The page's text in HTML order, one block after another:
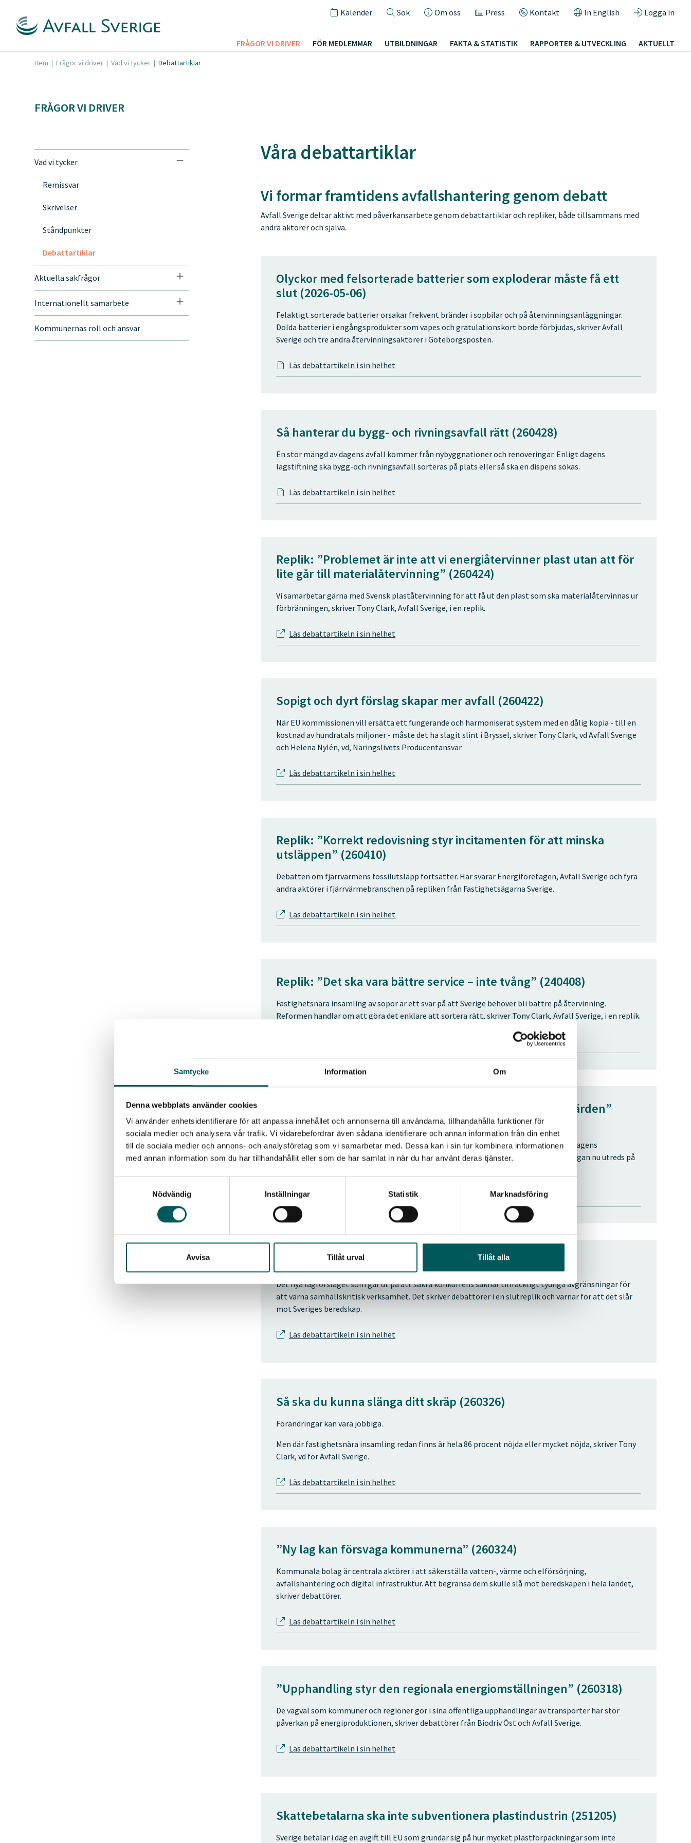
Samtycke Information Om
Denna webbplats använder cookies
Vi använder enhetsidentifierare för att anpassa innehållet och annonserna till användarna, tillhandahålla funktioner för
sociala medier och analysera vår trafik. Vi vidarebefordrar även sådana identifierare och annan information från din enhet
till de sociala medier och annons- och analysföretag som vi samarbetar med. Dessa kan i sin tur kombinera informationen
med annan information som du har tillhandahållit eller som de har samlat in när du har använt deras tjänster.
Nödvändig
Inställningar Statistik Marknadsföring
Avvisa Tillåt urval Tillåt alla
Kalender Sök Om oss Press Kontakt In English Logga in
FRÅGOR VI DRIVER FÖR MEDLEMMAR UTBILDNINGAR FAKTA & STATISTIK RAPPORTER & UTVECKLING AKTUELLT
Hem | Frågor vi driver | Vad vi tycker | Debattartiklar
FRÅGOR VI DRIVER
Vad vi tycker
Remissvar
Skrivelser
Ståndpunkter
Debattartiklar
Aktuella sakfrågor
Internationellt samarbete
Kommunernas roll och ansvar
Våra debattartiklar
Vi formar framtidens avfallshantering genom debatt
Avfall Sverige deltar aktivt med påverkansarbete genom debattartiklar och repliker, både tillsammans med
andra aktörer och själva.
Olyckor med felsorterade batterier som exploderar måste få ett
slut (2026-05-06)
Felaktigt sorterade batterier orsakar frekvent bränder i sopbilar och på återvinningsanläggningar.
Dolda batterier i engångsprodukter som vapes och gratulationskort borde förbjudas, skriver Avfall
Sverige och tre andra återvinningsaktörer i Göteborgsposten.
Läs debattartikeln i sin helhet
Så hanterar du bygg- och rivningsavfall rätt (260428)
En stor mängd av dagens avfall kommer från nybyggnationer och renoveringar. Enligt dagens
lagstiftning ska bygg-och rivningsavfall sorteras på plats eller så ska en dispens sökas.
Läs debattartikeln i sin helhet
Replik: ”Problemet är inte att vi energiåtervinner plast utan att för
lite går till materialåtervinning” (260424)
Vi samarbetar gärna med Svensk plaståtervinning för att få ut den plast som ska materialåtervinnas ur
förbränningen, skriver Tony Clark, Avfall Sverige, i en replik.
Läs debattartikeln i sin helhet
Sopigt och dyrt förslag skapar mer avfall (260422)
När EU kommissionen vill ersätta ett fungerande och harmoniserat system med en dålig kopia - till en
kostnad av hundratals miljoner - måste det ha slagit slint i Bryssel, skriver Tony Clark, vd Avfall Sverige
och Helena Nylén, vd, Näringslivets Producentansvar
Läs debattartikeln i sin helhet
Replik: ”Korrekt redovisning styr incitamenten för att minska
utsläppen” (260410)
Debatten om fjärrvärmens fossilutsläpp fortsätter. Här svarar Energiföretagen, Avfall Sverige och fyra
andra aktörer i fjärrvärmebranschen på repliken från Fastighetsägarna Sverige.
Läs debattartikeln i sin helhet
Replik: ”Det ska vara bättre service – inte tvång” (240408)
Fastighetsnära insamling av sopor är ett svar på att Sverige behöver bli bättre på återvinning.
Reformen handlar om att göra det enklare att sortera rätt, skriver Tony Clark, Avfall Sverige, i en replik.
Replik: ”Vi behöver ge fastighetsägare korrekta klimatvärden”
(260331)
Vi håller med om att det är problematiskt att de fossila utsläppen från fjärrvärmebolagens
plastförbränning ensidigt landar hos fastighetsbolagen. Det är därför positivt att frågan nu utreds på
Läs debattartikeln i sin helhet
”Lagförslag skapar nya och större problem” (260327)
Det nya lagförslaget som går ut på att säkra konkurrens saknar tillräckligt tydliga avgränsningar för
att värna samhällskritisk verksamhet. Det skriver debattörer i en slutreplik och varnar för att det slår
mot Sveriges beredskap.
Läs debattartikeln i sin helhet
Så ska du kunna slänga ditt skräp (260326)
Förändringar kan vara jobbiga.
Men där fastighetsnära insamling redan finns är hela 86 procent nöjda eller mycket nöjda, skriver Tony
Clark, vd för Avfall Sverige.
Läs debattartikeln i sin helhet
”Ny lag kan försvaga kommunerna” (260324)
Kommunala bolag är centrala aktörer i att säkerställa vatten-, värme och elförsörjning,
avfallshantering och digital infrastruktur. Att begränsa dem skulle slå mot beredskapen i hela landet,
skriver debattörer.
Läs debattartikeln i sin helhet
”Upphandling styr den regionala energiomställningen” (260318)
De vägval som kommuner och regioner gör i sina offentliga upphandlingar av transporter har stor
påverkan på energiproduktionen, skriver debattörer från Biodriv Öst och Avfall Sverige.
Läs debattartikeln i sin helhet
Skattebetalarna ska inte subventionera plastindustrin (251205)
Sverige betalar i dag en avgift till EU som grundar sig på hur mycket plastförpackningar som inte